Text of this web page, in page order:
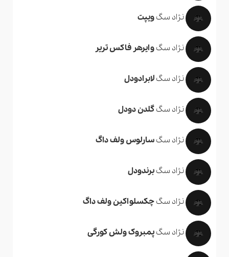
نژاد سگویپت
نژاد سگوایرهر فاکس تریر
نژاد سگلابرادودل
نژاد سگگلدن دودل
نژاد سگسارلوس ولف داگ
نژاد سگبرندودل
نژاد سگچکسلواکین ولف داگ
نژاد سگپمبروک ولش کورگی